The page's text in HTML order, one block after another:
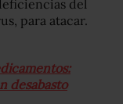
del
para atacar.
desabasto